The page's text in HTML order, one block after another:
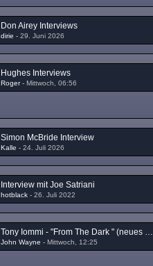
Don Airey Interviews
dirie -29. Juni 2026
Hughes Interviews
Roger-Mittwoch, 06:56
Simon McBride Interview
Kalle -24. Juli 2026
Interview mit Joe Satriani
hotblack -26. Juli 2022
Tony Iommi - "From The Dark " (neues Solo-Album)
John Wayne -Mittwoch, 12:25